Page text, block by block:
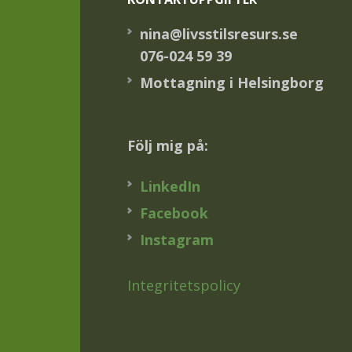
nina@livsstilsresurs.se
076-024 59 39
Mottagning i Helsingborg
Följ mig på:
LinkedIn
Facebook
Instagram
Integritetspolicy